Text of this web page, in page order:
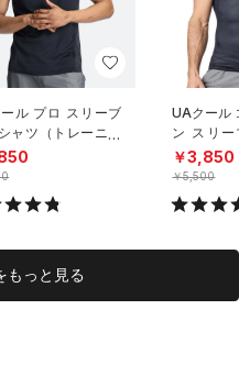
ル プロ スリーブ
ャツ（トレーニン
）
UAクール
ン スリ
（トレー
￥3,850
￥5,500
もっと見る